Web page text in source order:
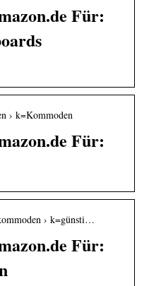
Für:
› k=Kommoden
Für:
› k=günsti…
Für: